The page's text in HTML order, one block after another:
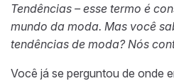
Tendências – esse termo é
mundo da moda. Mas você
tendências de moda? Nós
Você já se perguntou de onde